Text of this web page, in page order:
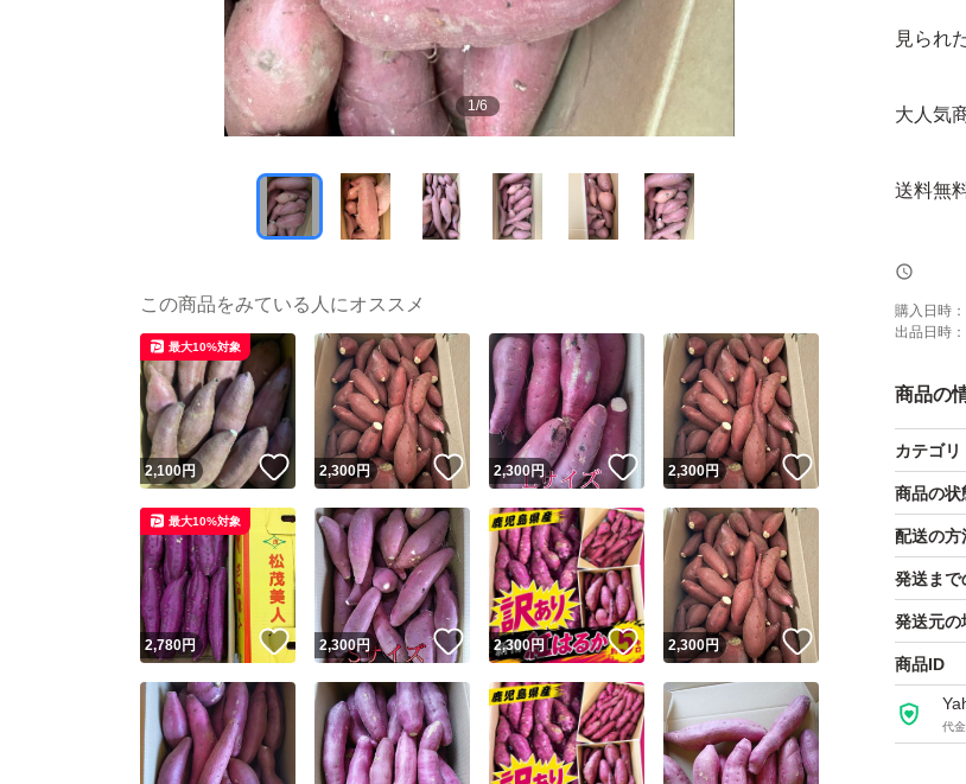
1/6
見られ
大人気
送料無
さつま
蜜芋
サイズ
お求め
販売い
リサイ
●ご家
です。
購入日時：
出品日時：
商品の
カテゴリ
商品の状
配送の方
発送まで
発送元の
商品ID
代
この商品をみている人にオススメ
2,100円 いいね！
最大10%対象
2,300円 いいね！
2,300円 いいね！
2,300円 いいね！
2,780円 いいね！
最大10%対象
2,300円 いいね！
2,300円 いいね！
2,300円 いいね！